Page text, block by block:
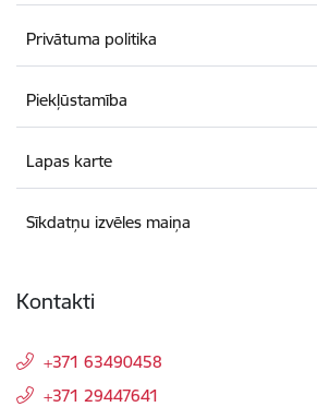
Privātuma politika
Piekļūstamība
Lapas karte
Sīkdatņu izvēles maiņa
Kontakti
+371 63490458
+371 29447641